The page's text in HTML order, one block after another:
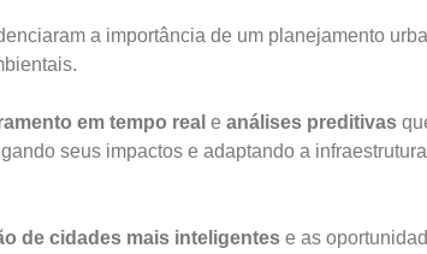
a importância de um planejamento
em tempo real e análises preditivas
seus impactos e adaptando a
de cidades mais inteligentes e as